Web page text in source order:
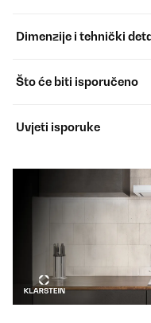
Dimenzije i tehnički
Što će biti isporučeno
Uvjeti isporuke